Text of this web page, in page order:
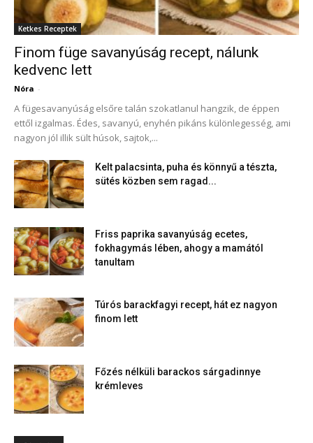
Ketkes Receptek
Finom füge savanyúság recept, nálunk
kedvenc lett
Nóra -
A fügesavanyúság elsőre talán szokatlanul hangzik, de éppen
ettől izgalmas. Édes, savanyú, enyhén pikáns különlegesség, ami
nagyon jól illik sült húsok, sajtok,...
Kelt palacsinta, puha és könnyű a tészta,
sütés közben sem ragad...
Friss paprika savanyúság ecetes,
fokhagymás lében, ahogy a mamától
tanultam
Túrós barackfagyi recept, hát ez nagyon
finom lett
Főzés nélküli barackos sárgadinnye
krémleves